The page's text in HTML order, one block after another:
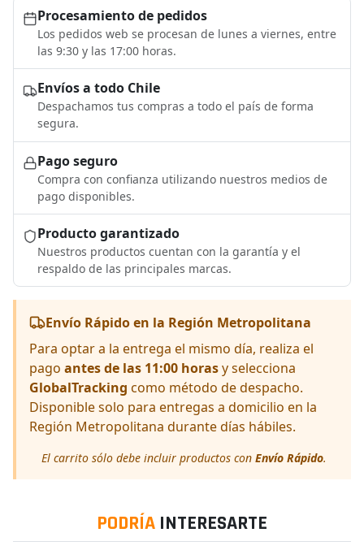
Procesamiento de pedidos
Los pedidos web se procesan de lunes a viernes, entre
las 9:30 y las 17:00 horas.
Envíos a todo Chile
Despachamos tus compras a todo el país de forma
segura.
Pago seguro
Compra con confianza utilizando nuestros medios de
pago disponibles.
Producto garantizado
Nuestros productos cuentan con la garantía y el
respaldo de las principales marcas.
Envío Rápido en la Región Metropolitana
Para optar a la entrega el mismo día, realiza el
pago antes de las 11:00 horasy selecciona
GlobalTracking como método de despacho.
Disponible solo para entregas a domicilio en la
Región Metropolitana durante días hábiles.
El carrito sólo debe incluir productos con Envío Rápido.
PODRÍA INTERESARTE